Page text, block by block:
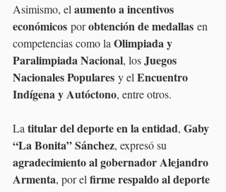
Asimismo, el aumento a incentivos
económicos por obtención de medallas en
competencias como la Olimpiada y
Paralimpiada Nacional, los Juegos
Nacionales Populares y el Encuentro
Indígena y Autóctono, entre otros.
La titular del deporte en la entidad, Gaby
“La Bonita” Sánchez, expresó su
agradecimiento al gobernador Alejandro
Armenta, por el firme respaldo al deporte